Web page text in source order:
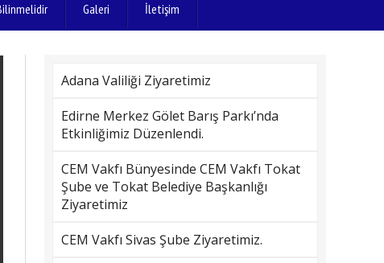
Galeri İletişim
Adana Valiliği Ziyaretimiz
Edirne Merkez Gölet Barış Parkı’nda
Etkinliğimiz Düzenlendi.
CEM Vakfı Bünyesinde CEM Vakfı Tokat
Şube ve Tokat Belediye Başkanlığı
Ziyaretimiz
CEM Vakfı Sivas Şube Ziyaretimiz.